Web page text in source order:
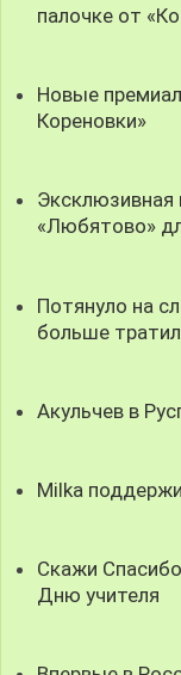
палочке от
Новые
Кореновки»
Эксклюзивная
«Любятово»
Потянуло на
больше
Акульчев в
Milka
Скажи
Дню учителя